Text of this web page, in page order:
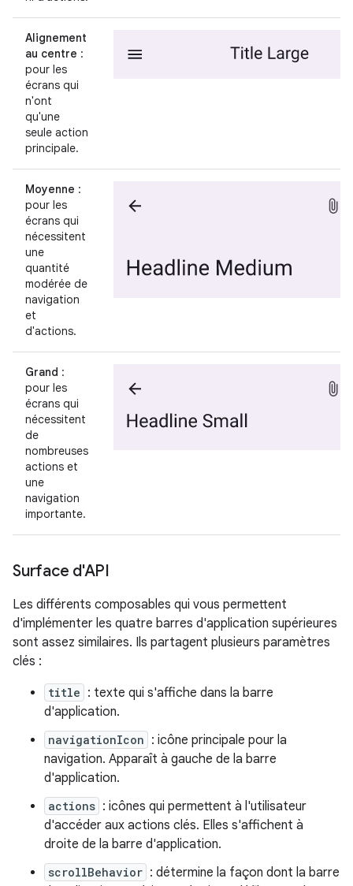
Alignement
au centre :
pour les
écrans qui
n'ont
qu'une
seule action
principale.
Moyenne :
pour les
écrans qui
nécessitent
une
quantité
modérée de
navigation
et
d'actions.
Grand :
pour les
écrans qui
nécessitent
de
nombreuses
actions et
une
navigation
importante.
Surface d'API
Les différents composables qui vous permettent
d'implémenter les quatre barres d'application supérieures
sont assez similaires. Ils partagent plusieurs paramètres
clés :
title : texte qui s'affiche dans la barre
d'application.
navigationIcon : icône principale pour la
navigation. Apparaît à gauche de la barre
d'application.
actions : icônes qui permettent à l'utilisateur
d'accéder aux actions clés. Elles s'affichent à
droite de la barre d'application.
scrollBehavior : détermine la façon dont la barre